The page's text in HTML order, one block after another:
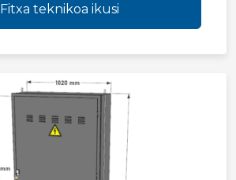
Fitxa teknikoa ikusi